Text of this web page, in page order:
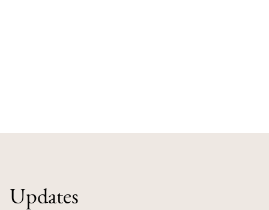
Updates